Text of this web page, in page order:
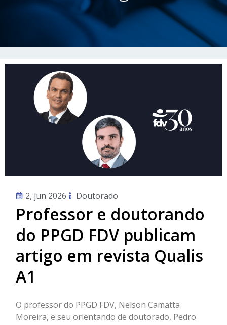
2, jun 2026 Doutorado
Professor e doutorando
do PPGD FDV publicam
artigo em revista Qualis
A1
O professor do PPGD FDV, Nelson Camatta
Moreira, e seu orientando de doutorado, Pedro